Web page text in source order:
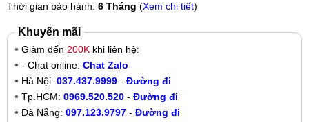
Thời gian bảo hành: 6 Tháng (Xem chi tiết)
Khuyến mãi
Giảm đến 200K khi liên hệ:
- Chat online: Chat Zalo
Hà Nội: 037.437.9999 - Đường đi
Tp.HCM: 0969.520.520 - Đường đi
Đà Nẵng: 097.123.9797 - Đường đi